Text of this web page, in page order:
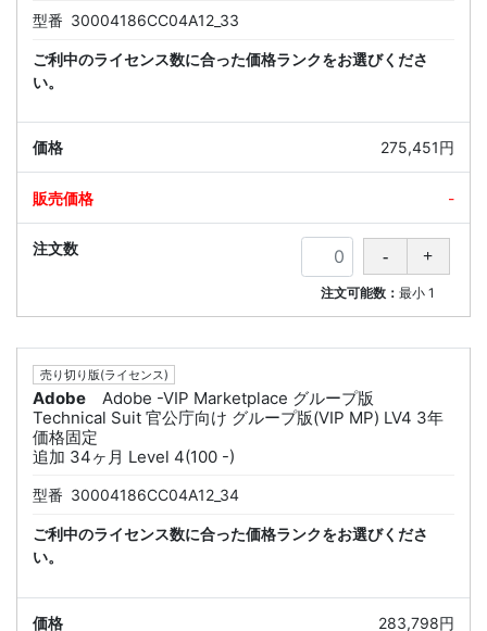
型番 30004186CC04A12_33
ご利中のライセンス数に合った価格ランクをお選びくださ
い。
275,451円
-
注文可能数：最小 1
売り切り版(ライセンス)
Adobe
Adobe -VIP Marketplace グループ版
Technical Suit 官公庁向け グループ版(VIP MP) LV4 3年
価格固定
追加 34ヶ月 Level 4(100 -)
型番 30004186CC04A12_34
ご利中のライセンス数に合った価格ランクをお選びくださ
い。
283,798円